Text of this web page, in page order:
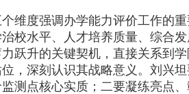
度强调办学能力评价工作的重
校水平、人才培养质量、综合
跃升的关键契机，直接关系到
，深刻认识其战略意义。刘兴
测点核心实质；二要凝练亮点